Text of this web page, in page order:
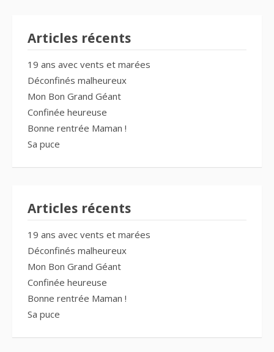
Articles récents
19 ans avec vents et marées
Déconfinés malheureux
Mon Bon Grand Géant
Confinée heureuse
Bonne rentrée Maman !
Sa puce
Articles récents
19 ans avec vents et marées
Déconfinés malheureux
Mon Bon Grand Géant
Confinée heureuse
Bonne rentrée Maman !
Sa puce